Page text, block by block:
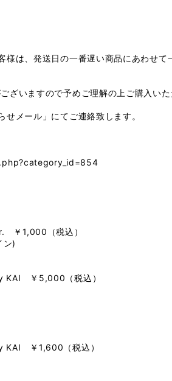
は、発送日の一番遅い商品にあわせて
ざいますので予めご理解の上ご購入い
メール」にてご連絡致します。
￥1,000（税込）
ン)
KAI ￥5,000（税込）
KAI ￥1,600（税込）